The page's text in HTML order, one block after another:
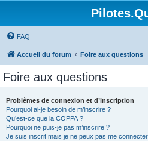
FAQ
Accueil du forum Foire aux questions
Foire aux questions
Problèmes de connexion et d’inscription
Pourquoi ai-je besoin de m’inscrire ?
Qu’est-ce que la COPPA ?
Pourquoi ne puis-je pas m’inscrire ?
Je suis inscrit mais je ne peux pas me